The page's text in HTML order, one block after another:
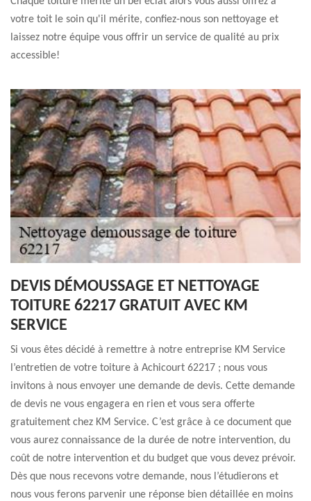
votre toit le soin qu'il mérite, confiez-nous son nettoyage et
laissez notre équipe vous offrir un service de qualité au prix
accessible!
DEVIS DÉMOUSSAGE ET NETTOYAGE
TOITURE 62217 GRATUIT AVEC KM
SERVICE
Si vous êtes décidé à remettre à notre entreprise KM Service
l’entretien de votre toiture à Achicourt 62217 ; nous vous
invitons à nous envoyer une demande de devis. Cette demande
de devis ne vous engagera en rien et vous sera offerte
gratuitement chez KM Service. C’est grâce à ce document que
vous aurez connaissance de la durée de notre intervention, du
coût de notre intervention et du budget que vous devez prévoir.
Dès que nous recevons votre demande, nous l’étudierons et
nous vous ferons parvenir une réponse bien détaillée en moins